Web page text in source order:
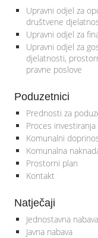
Upravni odjel za
društvene
Upravni odjel za
Upravni odjel za
djelatnosti,
pravne poslove
Poduzetnici
Prednosti za
Proces
Komunalni
Komunalna
Prostorni plan
Kontakt
Natječaji
Jednostavna nabava
Javna nabava